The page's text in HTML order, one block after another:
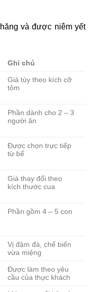
và được niêm yết
Ghi chú
Giá tùy theo kích cỡ
tôm
Phần dành cho 2 – 3
người ăn
Được chọn trực tiếp
từ bể
Giá thay đổi theo
kích thước cua
Phần gồm 4 – 5 con
Vị đậm đà, chế biến
vừa miệng
Được làm theo yêu
cầu của thực khách